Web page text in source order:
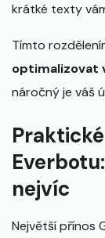
krátké texty
Tímto
optimalizovat
náročný je váš
nejvíc
Největší přínos